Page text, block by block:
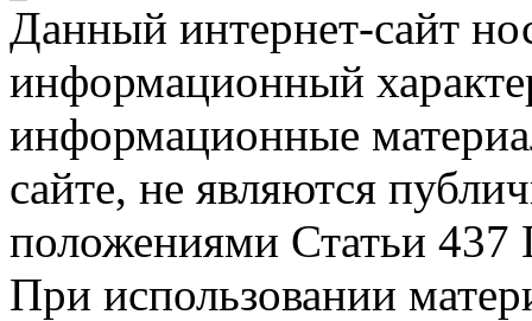
Данный интернет-сайт
информационный
информационные
сайте, не являются
положениями Статьи 437
При использовании